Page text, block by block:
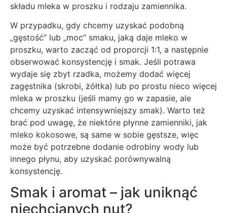
składu mleka w proszku i rodzaju zamiennika.
W przypadku, gdy chcemy uzyskać podobną
„gęstość” lub „moc” smaku, jaką daje mleko w
proszku, warto zacząć od proporcji 1:1, a następnie
obserwować konsystencję i smak. Jeśli potrawa
wydaje się zbyt rzadka, możemy dodać więcej
zagęstnika (skrobi, żółtka) lub po prostu nieco więcej
mleka w proszku (jeśli mamy go w zapasie, ale
chcemy uzyskać intensywniejszy smak). Warto też
brać pod uwagę, że niektóre płynne zamienniki, jak
mleko kokosowe, są same w sobie gęstsze, więc
może być potrzebne dodanie odrobiny wody lub
innego płynu, aby uzyskać porównywalną
konsystencję.
Smak i aromat – jak uniknąć
niechcianych nut?